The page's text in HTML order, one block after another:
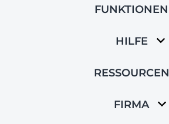
FUNKTIONEN
HILFE
RESSOURCEN
FIRMA